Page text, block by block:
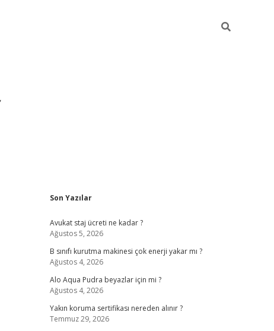
Sidebar
Son Yazılar
Avukat staj ücreti ne kadar ?
Ağustos 5, 2026
B sınıfı kurutma makinesi çok enerji yakar mı ?
Ağustos 4, 2026
Alo Aqua Pudra beyazlar için mi ?
Ağustos 4, 2026
Yakın koruma sertifikası nereden alınır ?
Temmuz 29, 2026